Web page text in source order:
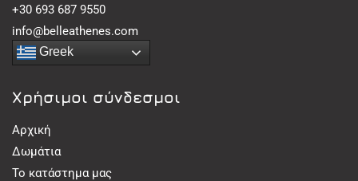
+30 693 687 9550
info@belleathenes.com
Greek
Χρήσιμοι σύνδεσμοι
Αρχική
Δωμάτια
Το κατάστημα μας